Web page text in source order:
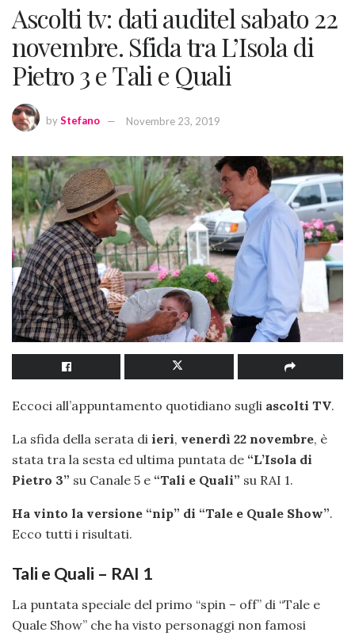
Ascolti tv: dati auditel sabato 22
novembre. Sfida tra L’Isola di
Pietro 3 e Tali e Quali
byStefano Novembre 23, 2019
Eccoci all’appuntamento quotidiano sugli ascolti TV.
La sfida della serata di ieri, venerdì 22 novembre, è
stata tra la sesta ed ultima puntata de “L’Isola di
Pietro 3” su Canale 5 e “Tali e Quali” su RAI 1.
Ha vinto la versione “nip” di “Tale e Quale Show”.
Ecco tutti i risultati.
Tali e Quali – RAI 1
La puntata speciale del primo “spin – off” di “Tale e
Quale Show” che ha visto personaggi non famosi